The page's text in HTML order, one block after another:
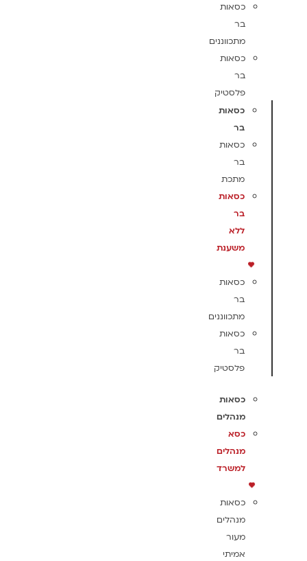
כסאות
בר
מתכווננים
כסאות
בר
פלסטיק
כסאות
בר
כסאות
בר
מתכת
כסאות
בר
ללא
משענת
כסאות
בר
מתכווננים
כסאות
בר
פלסטיק
כסאות
מנהלים
כסא
מנהלים
למשרד
כסאות
מנהלים
מעור
אמיתי